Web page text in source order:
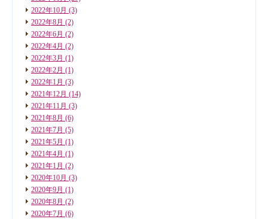
2022年10月 (3)
2022年8月 (2)
2022年6月 (2)
2022年4月 (2)
2022年3月 (1)
2022年2月 (1)
2022年1月 (3)
2021年12月 (14)
2021年11月 (3)
2021年8月 (6)
2021年7月 (5)
2021年5月 (1)
2021年4月 (1)
2021年1月 (2)
2020年10月 (3)
2020年9月 (1)
2020年8月 (2)
2020年7月 (6)